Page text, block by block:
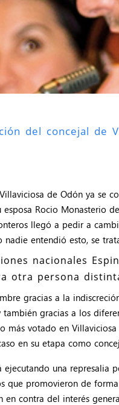
del concejal de
de Odón ya se
esposa Rocio Monasterio
llegó a pedir a
nadie entendió esto, se
nacionales
otra persona
gracias a la
gracias a los
votado en
en su etapa como
ejecutando una
que promovieron de
en contra del interés